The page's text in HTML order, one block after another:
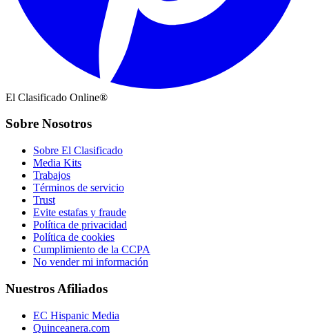
El Clasificado Online®
Sobre Nosotros
Sobre El Clasificado
Media Kits
Trabajos
Términos de servicio
Trust
Evite estafas y fraude
Política de privacidad
Política de cookies
Cumplimiento de la CCPA
No vender mi información
Nuestros Afiliados
EC Hispanic Media
Quinceanera.com